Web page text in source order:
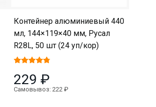
Контейнер алюминиевый 440
мл, 144×119×40 мм, Русал
R28L, 50 шт (24 уп/кор)
229 ₽
Самовывоз: 222 ₽